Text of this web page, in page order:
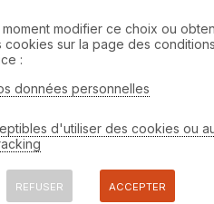
modifier ce choix ou
cookies sur la page des
:
données personnelles
d'utiliser des cookies ou
REFUSER ACCEPTER